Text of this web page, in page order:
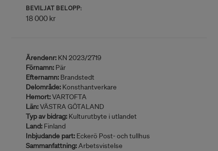
BEVILJAT BELOPP:
18 000 kr
Ärendenr: KN 2023/2719
Förnamn: Pär
Efternamn: Brandstedt
Delområde: Konsthantverkare
Hemort:VARTOFTA
Län:VÄSTRA GÖTALAND
Typ av bidrag: Kulturutbyte i utlandet
Land: Finland
Inbjudande part: Eckerö Post- och tullhus
Sammanfattning:Arbetsvistelse